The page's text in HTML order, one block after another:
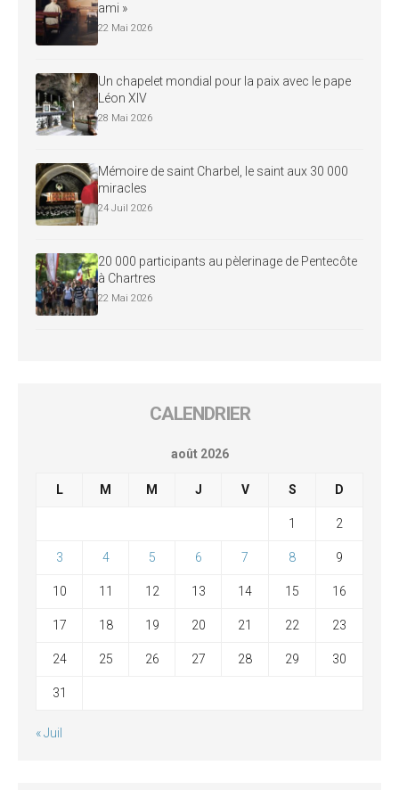
ami »
22 Mai 2026
Un chapelet mondial pour la paix avec le pape
Léon XIV
28 Mai 2026
Mémoire de saint Charbel, le saint aux 30 000
miracles
24 Juil 2026
20 000 participants au pèlerinage de Pentecôte
à Chartres
22 Mai 2026
CALENDRIER
août 2026
L M M J V S D
1 2
3 4 5 6 7 8 9
10 11 12 13 14 15 16
17 18 19 20 21 22 23
24 25 26 27 28 29 30
31
« Juil